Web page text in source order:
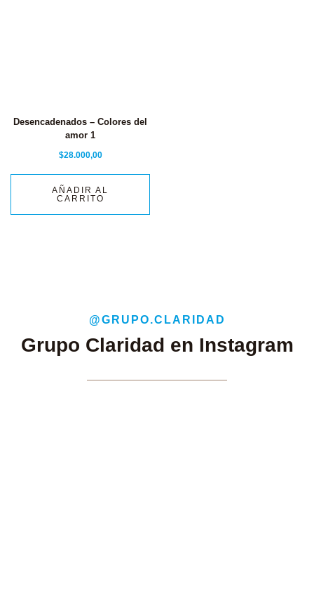
Desencadenados – Colores del
amor 1
$28.000,00
AÑADIR AL
CARRITO
@GRUPO.CLARIDAD
Grupo Claridad en Instagram